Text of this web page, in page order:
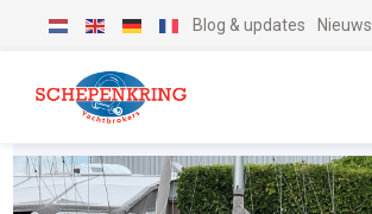
Blog & updates Nieuws